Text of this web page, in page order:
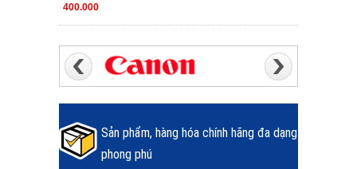
400.000
Sản phẩm, hàng hóa chính hãng đa dạng
phong phú